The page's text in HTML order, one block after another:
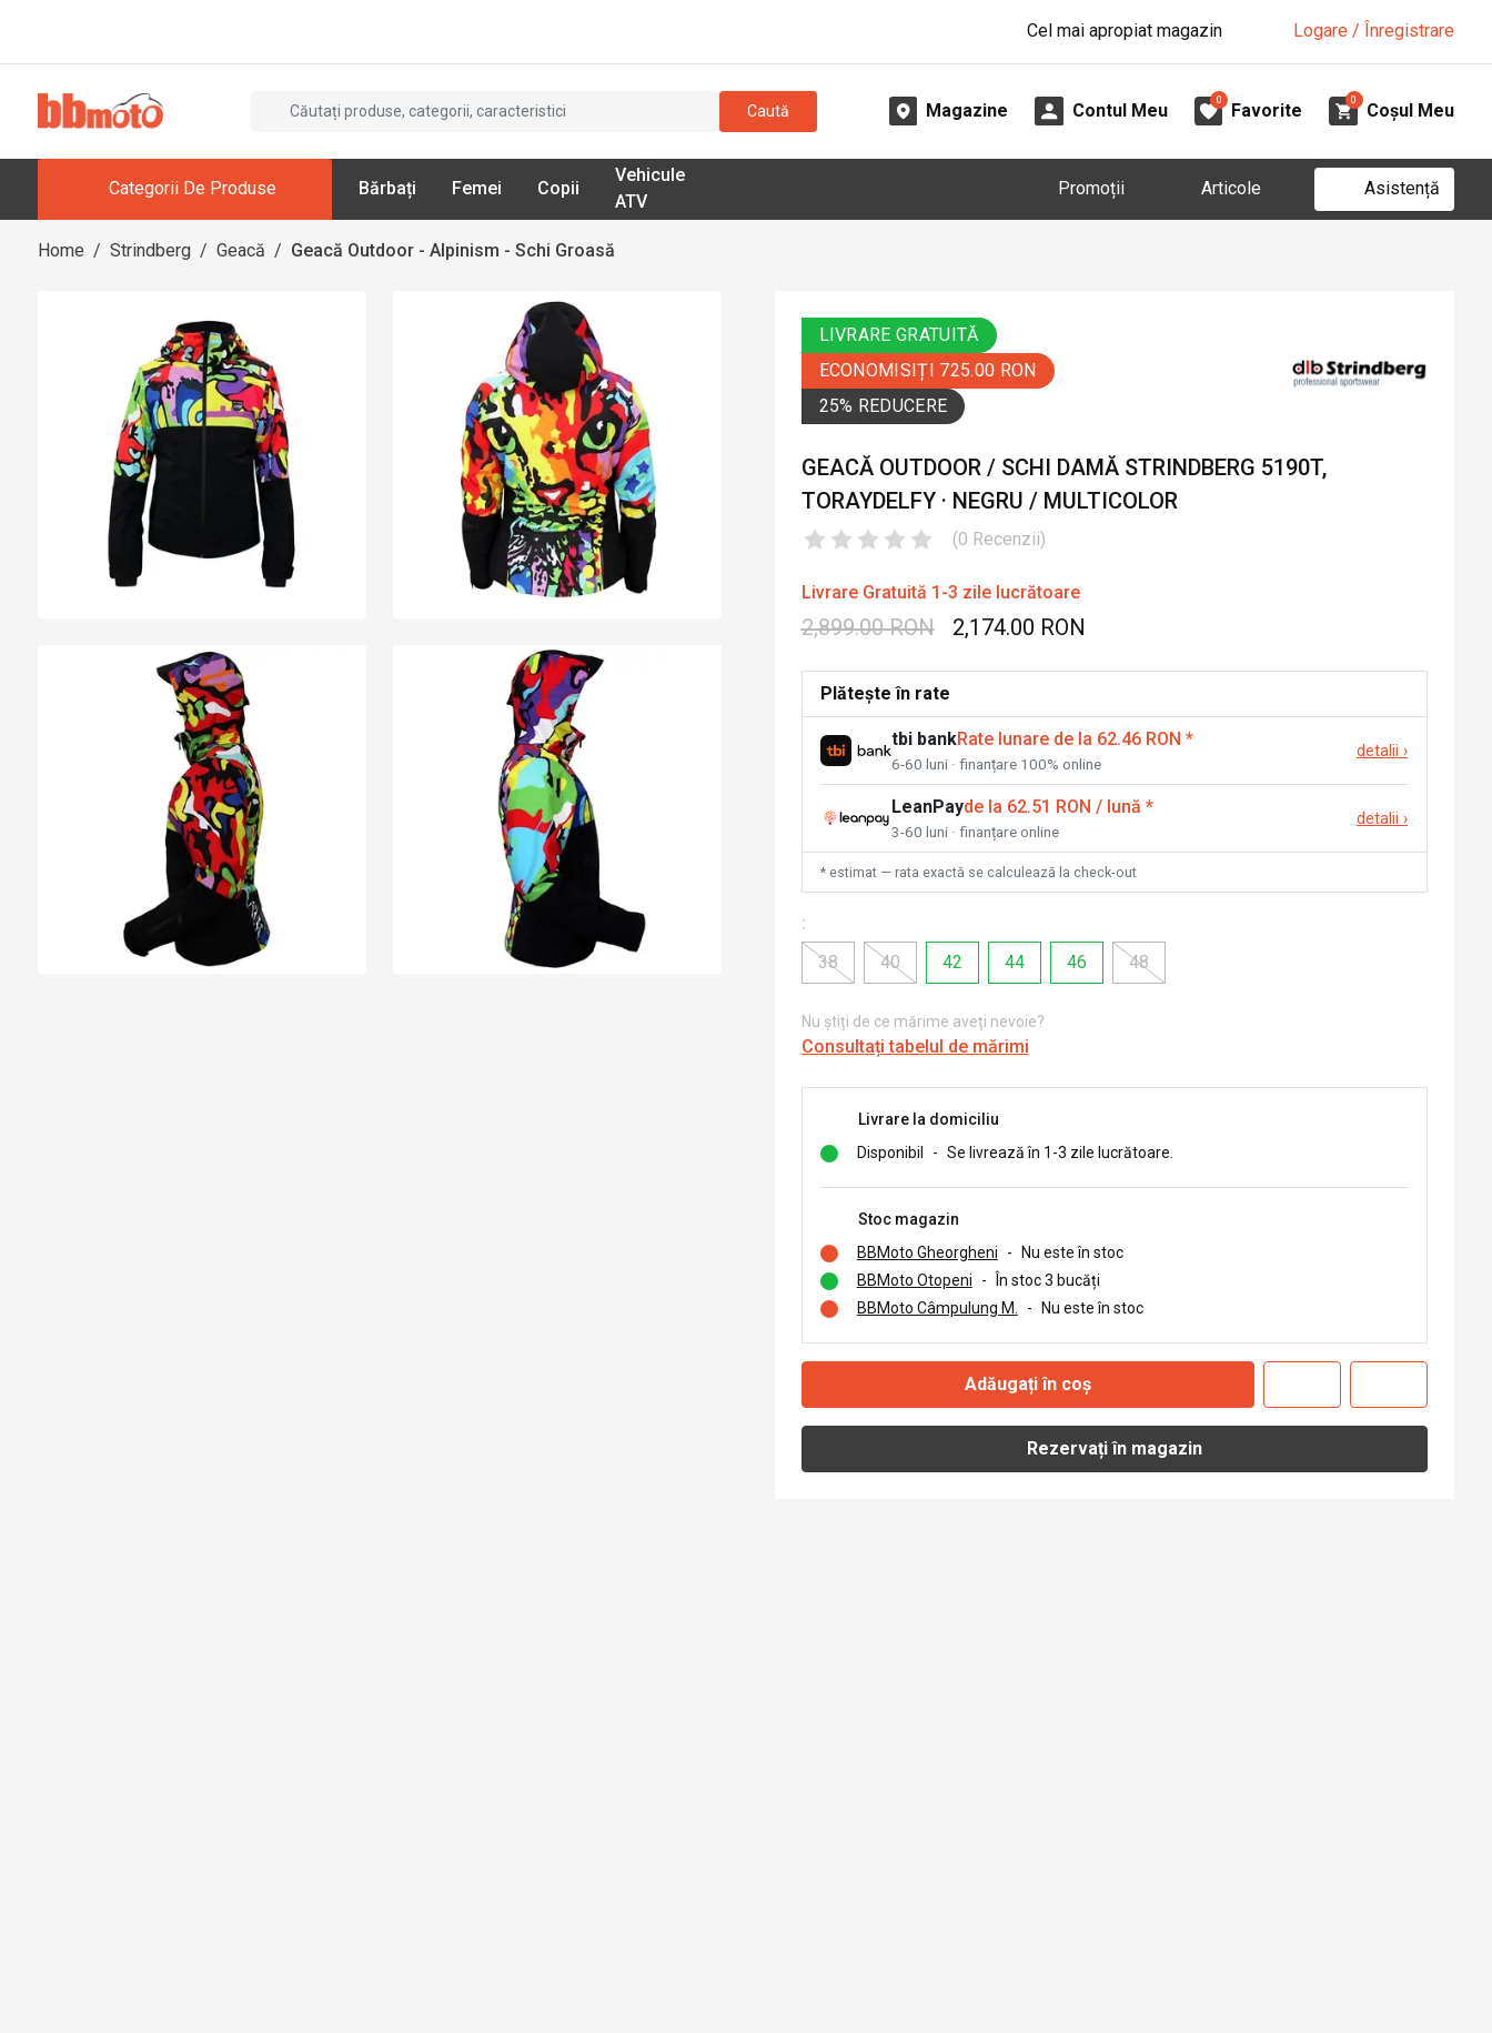
Cel mai apropiat magazin Logare / Înregistrare
Caută Magazine Contul Meu
0
Favorite
0
Coșul Meu
Categorii De Produse Bărbați Femei Copii
Vehicule
ATV
Promoții Articole Asistență
Home / Strindberg / Geacă / Geacă Outdoor - Alpinism - Schi Groasă
LIVRARE GRATUITĂ
ECONOMISIȚI 725.00 RON
25% REDUCERE
GEACĂ OUTDOOR / SCHI DAMĂ STRINDBERG 5190T,
TORAYDELFY · NEGRU / MULTICOLOR
(0 Recenzii)
Livrare Gratuită 1-3 zile lucrătoare
2,899.00 RON 2,174.00 RON
Plătește în rate
tbi bankRate lunare de la 62.46 RON *
6-60 luni · finanțare 100% online
detalii ›
LeanPayde la 62.51 RON / lună *
3-60 luni · finanțare online
detalii ›
* estimat — rata exactă se calculează la check-out
:
38
40 42 44 46 48
Nu știți de ce mărime aveți nevoie?
Consultați tabelul de mărimi
Livrare la domiciliu
Disponibil
- Se livrează în 1-3 zile lucrătoare.
Stoc magazin
BBMoto Gheorgheni
-
Nu este în stoc
BBMoto Otopeni
-
În stoc 3 bucăți
BBMoto Câmpulung M.
- Nu este în stoc
Adăugați în coș
Rezervați în magazin